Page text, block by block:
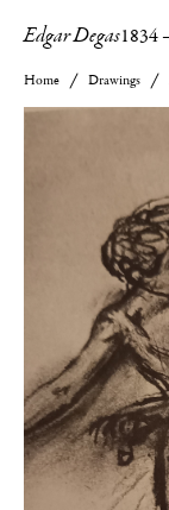
Edgar Degas1834
Home Drawings